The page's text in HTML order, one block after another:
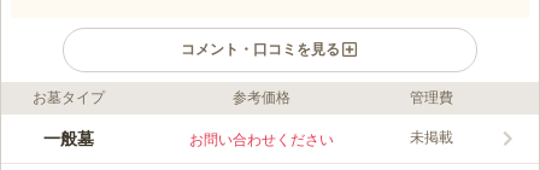
コメント・口コミを見る
ライフドット編集部のコメント
新ひだか町が管理している公営の共同墓地で、1人に対して1区画
お墓タイプ 参考価格 管理費
一般墓 お問い合わせください 未掲載